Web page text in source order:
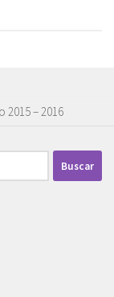
2015 – 2016